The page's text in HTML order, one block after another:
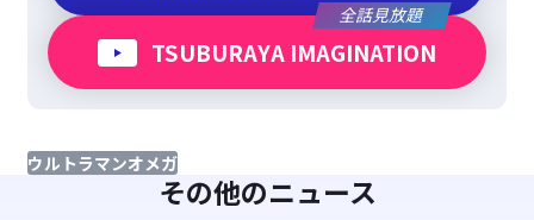
全話見放題
TSUBURAYA IMAGINATION
ウルトラマンオメガ
その他のニュース